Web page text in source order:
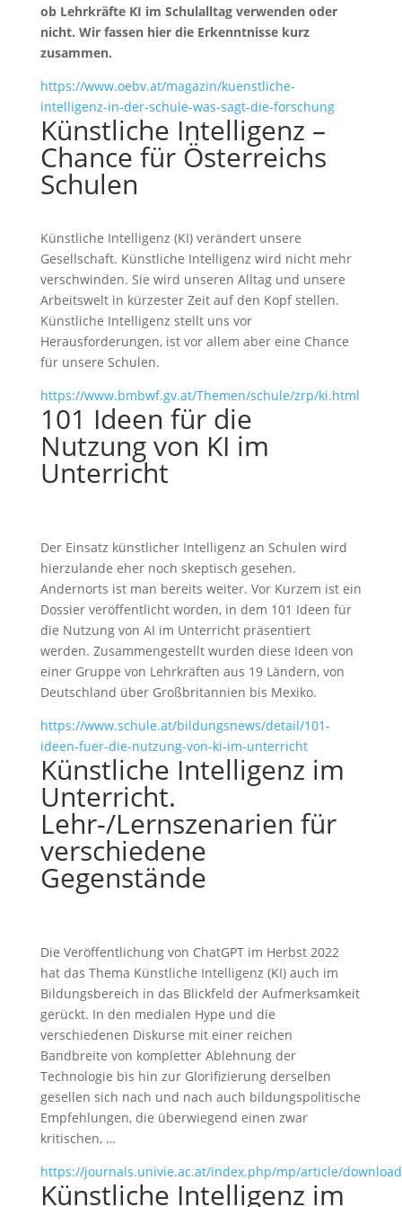
ob Lehrkräfte KI im Schulalltag verwenden oder
nicht. Wir fassen hier die Erkenntnisse kurz
zusammen.
https://www.oebv.at/magazin/kuenstliche-
intelligenz-in-der-schule-was-sagt-die-forschung
Künstliche Intelligenz –
Chance für Österreichs
Schulen
Künstliche Intelligenz (KI) verändert unsere
Gesellschaft. Künstliche Intelligenz wird nicht mehr
verschwinden. Sie wird unseren Alltag und unsere
Arbeitswelt in kürzester Zeit auf den Kopf stellen.
Künstliche Intelligenz stellt uns vor
Herausforderungen, ist vor allem aber eine Chance
für unsere Schulen.
https://www.bmbwf.gv.at/Themen/schule/zrp/ki.html
101 Ideen für die
Nutzung von KI im
Unterricht
Der Einsatz künstlicher Intelligenz an Schulen wird
hierzulande eher noch skeptisch gesehen.
Andernorts ist man bereits weiter. Vor Kurzem ist ein
Dossier veröffentlicht worden, in dem 101 Ideen für
die Nutzung von AI im Unterricht präsentiert
werden. Zusammengestellt wurden diese Ideen von
einer Gruppe von Lehrkräften aus 19 Ländern, von
Deutschland über Großbritannien bis Mexiko.
https://www.schule.at/bildungsnews/detail/101-
ideen-fuer-die-nutzung-von-ki-im-unterricht
Künstliche Intelligenz im
Unterricht.
Lehr-/Lernszenarien für
verschiedene
Gegenstände
Die Veröffentlichung von ChatGPT im Herbst 2022
hat das Thema Künstliche Intelligenz (KI) auch im
Bildungsbereich in das Blickfeld der Aufmerksamkeit
gerückt. In den medialen Hype und die
verschiedenen Diskurse mit einer reichen
Bandbreite von kompletter Ablehnung der
Technologie bis hin zur Glorifizierung derselben
gesellen sich nach und nach auch bildungspolitische
Empfehlungen, die überwiegend einen zwar
kritischen, …
https://journals.univie.ac.at/index.php/mp/article/
Künstliche Intelligenz im